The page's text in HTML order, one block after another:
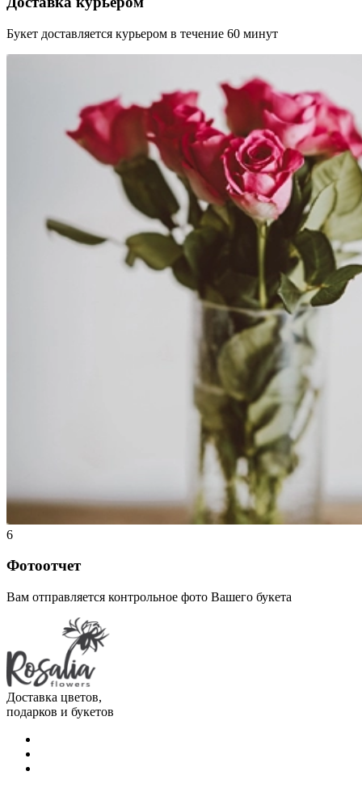
Букет доставляется курьером в течение 60 минут
6
Фотоотчет
Вам отправляется контрольное фото Вашего букета
Доставка цветов,
подарков и букетов